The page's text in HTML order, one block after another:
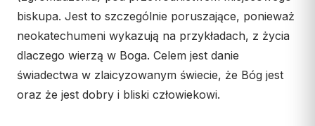
Biuro
„GŁOS Z TORUNIA"
Redakcja
biskupa. Jest to szczególnie poruszające, ponieważ
neokatechumeni wykazują na przykładach, z życia
dlaczego wierzą w Boga. Celem jest danie
świadectwa w zlaicyzowanym świecie, że Bóg jest
oraz że jest dobry i bliski człowiekowi.